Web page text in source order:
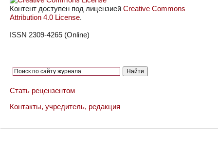
Контент доступен под лицензией Creative Commons
Attribution 4.0 License.
ISSN 2309-4265 (Online)
Стать рецензентом
Контакты, учредитель, редакция